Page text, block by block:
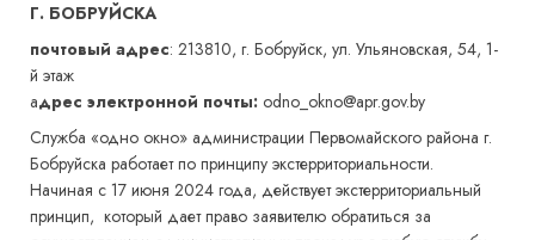
Г. БОБРУЙСКА
почтовый адрес: 213810, г. Бобруйск, ул. Ульяновская, 54, 1-
й этаж
адрес электронной почты: odno_okno@apr.gov.by­
Служба «одно окно» администрации Первомайского района г.
Бобруйска работает по принципу экстерриториальности.
Начиная с 17 июня 2024 года, действует экстерриториальный
принцип, который дает право заявителю обратиться за